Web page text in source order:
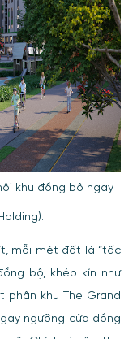
khu đồng bộ ngay
mỗi mét đất là “tấc
bộ, khép kín như
phân khu The Grand
ngưỡng cửa đồng